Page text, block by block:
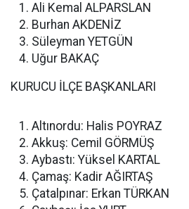
Ali Kemal ALPARSLAN
Burhan AKDENİZ
Süleyman YETGÜN
Uğur BAKAÇ
KURUCU İLÇE BAŞKANLARI
Altınordu: Halis POYRAZ
Akkuş: Cemil GÖRMÜŞ
Aybastı: Yüksel KARTAL
Çamaş: Kadir AĞIRTAŞ
Çatalpınar: Erkan TÜRKAN